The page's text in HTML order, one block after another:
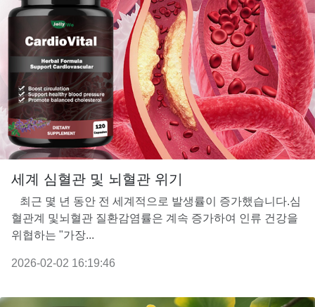
세계 심혈관 및 뇌혈관 위기
최근 몇 년 동안 전 세계적으로 발생률이 증가했습니다.심
혈관계 및뇌혈관 질환감염률은 계속 증가하여 인류 건강을
위협하는 "가장...
2026-02-02 16:19:46